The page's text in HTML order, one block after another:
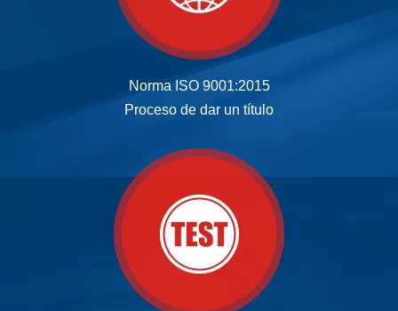
Norma ISO 9001:2015
Proceso de dar un título